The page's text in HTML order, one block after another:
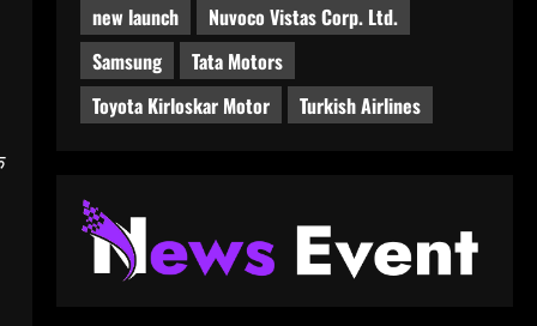
new launch
Nuvoco Vistas Corp. Ltd.
Samsung
Tata Motors
Toyota Kirloskar Motor
Turkish Airlines